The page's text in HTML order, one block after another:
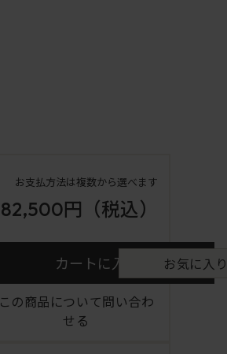
お支払方法は複数から選べます
82,500円 （税込）
カートに入れる お気に入
この商品について問い合わ
せる